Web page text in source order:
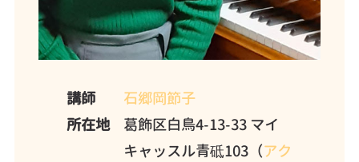
講師
石郷岡節子
所在地
葛飾区白鳥4-13-33 マイ
キャッスル青砥103（アク